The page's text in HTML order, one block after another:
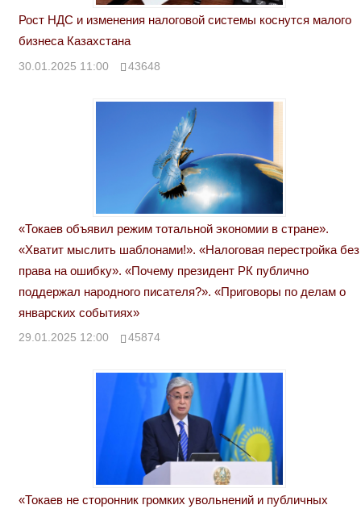
Рост НДС и изменения налоговой системы коснутся малого
бизнеса Казахстана
30.01.2025 11:00 43648
«Токаев объявил режим тотальной экономии в стране».
«Хватит мыслить шаблонами!». «Налоговая перестройка без
права на ошибку». «Почему президент РК публично
поддержал народного писателя?». «Приговоры по делам о
январских событиях»
29.01.2025 12:00 45874
«Токаев не сторонник громких увольнений и публичных